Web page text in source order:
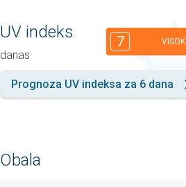
UV indeks
danas
7 VISOK
Prognoza UV indeksa za 6 dana
Obala